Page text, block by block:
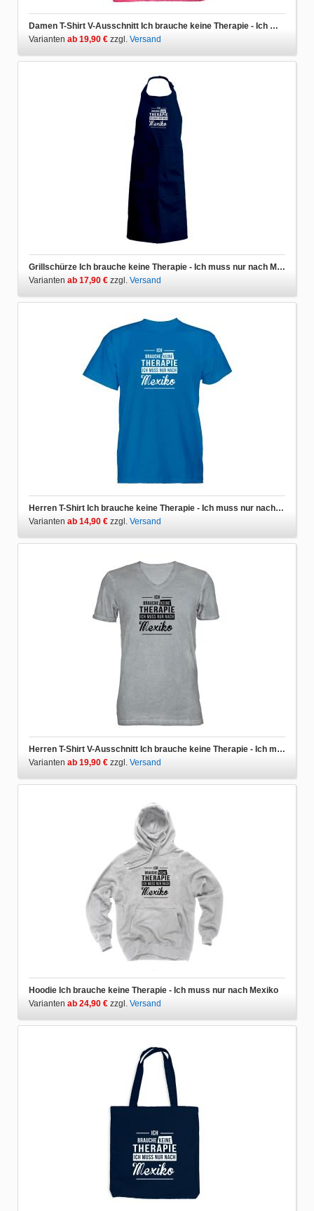
Damen T-Shirt V-Ausschnitt Ich brauche keine Therapie - Ich muss nur nach Mexiko
Varianten ab 19,90 € zzgl. Versand
Grillschürze Ich brauche keine Therapie - Ich muss nur nach Mexiko
Varianten ab 17,90 € zzgl. Versand
Herren T-Shirt Ich brauche keine Therapie - Ich muss nur nach Mexiko
Varianten ab 14,90 € zzgl. Versand
Herren T-Shirt V-Ausschnitt Ich brauche keine Therapie - Ich muss nur nach Mexiko
Varianten ab 19,90 € zzgl. Versand
Hoodie Ich brauche keine Therapie - Ich muss nur nach Mexiko
Varianten ab 24,90 € zzgl. Versand